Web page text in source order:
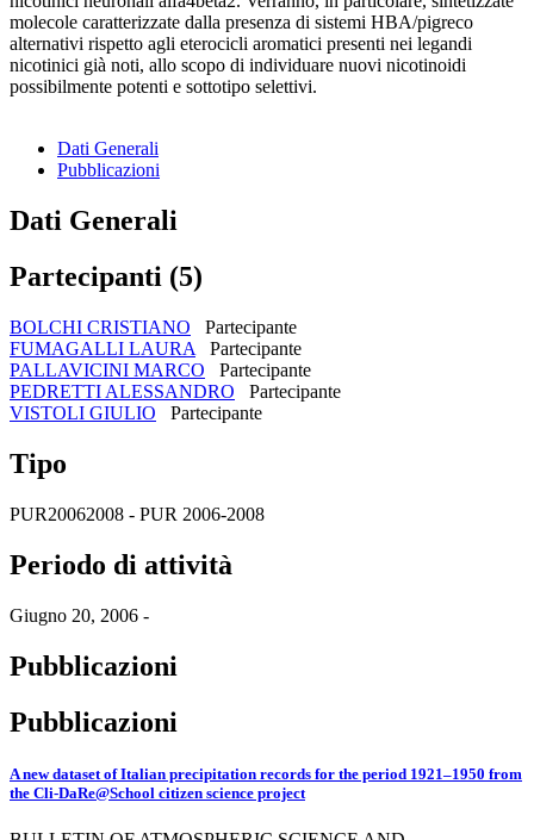
molecole caratterizzate dalla presenza di sistemi HBA/pigreco
alternativi rispetto agli eterocicli aromatici presenti nei legandi
nicotinici già noti, allo scopo di individuare nuovi nicotinoidi
possibilmente potenti e sottotipo selettivi.
Dati Generali
Pubblicazioni
Dati Generali
Partecipanti (5)
BOLCHI CRISTIANO
Partecipante
FUMAGALLI LAURA
Partecipante
PALLAVICINI MARCO
Partecipante
PEDRETTI ALESSANDRO
Partecipante
VISTOLI GIULIO
Partecipante
Tipo
PUR20062008 - PUR 2006-2008
Periodo di attività
Giugno 20, 2006 -
Pubblicazioni
Pubblicazioni
A new dataset of Italian precipitation records for the period 1921–1950 from
the Cli-DaRe@School citizen science project